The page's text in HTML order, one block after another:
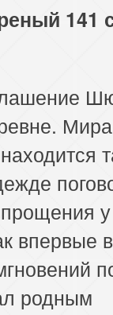
141
впервые
родным